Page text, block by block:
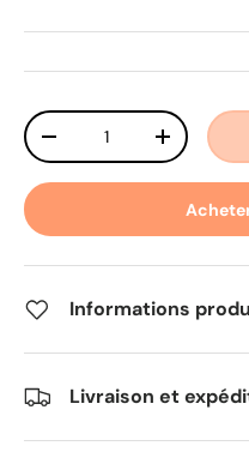
Qté
Diminuer la quantité
Informations
Livraison et